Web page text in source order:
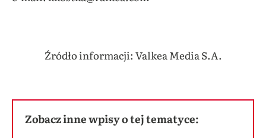
Źródło informacji: Valkea Media S.A.
Zobacz inne wpisy o tej tematyce: